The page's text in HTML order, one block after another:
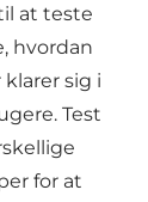
at teste
hvordan
sig i
Test
for at